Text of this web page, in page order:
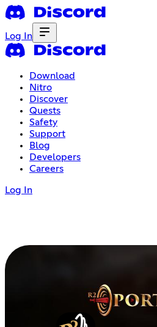
Log In
Download
Nitro
Discover
Quests
Safety
Support
Blog
Developers
Careers
Log In